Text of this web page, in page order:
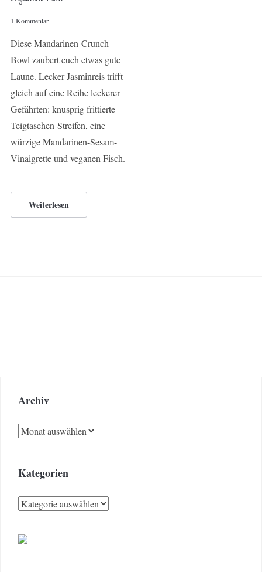
1 Kommentar
Diese Mandarinen-Crunch-
Bowl zaubert euch etwas gute
Laune. Lecker Jasminreis trifft
gleich auf eine Reihe leckerer
Gefährten: knusprig frittierte
Teigtaschen-Streifen, eine
würzige Mandarinen-Sesam-
Vinaigrette und veganen Fisch.
Weiterlesen
Archiv
Archiv
Kategorien
Kategorien